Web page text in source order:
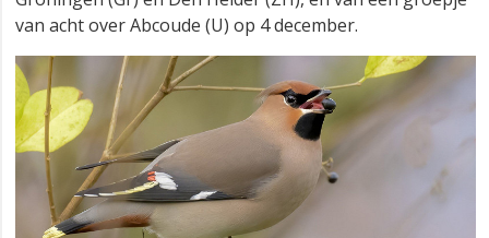
van acht over Abcoude (U) op 4 december.